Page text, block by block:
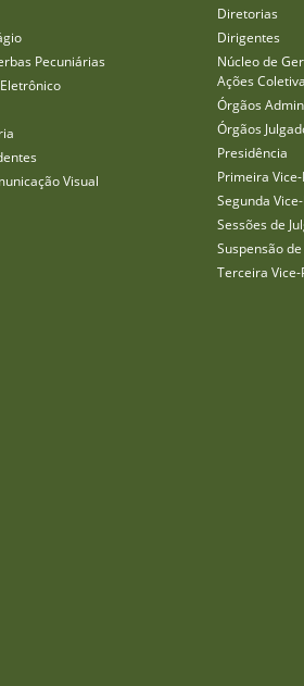
Pecuniárias
Visual
Diretorias
Dirigentes
Núcleo de
Ações
Órgãos
Órgãos
Presidência
Primeira
Segunda
Sessões de
Suspensão
Terceira